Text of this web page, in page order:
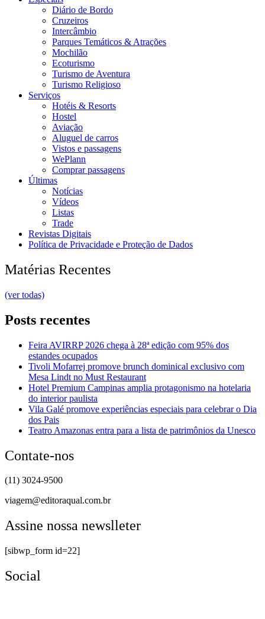
Diário de Bordo
Cruzeiros
Intercâmbio
Parques Temáticos & Atrações
Mochilão
Ecoturismo
Turismo de Aventura
Turismo Religioso
Serviços
Hotéis & Resorts
Hostel
Aviação
Aluguel de carros
Vistos e passagens
WePlann
Comprar passagens
Últimas
Notícias
Vídeos
Listas
Trade
Revistas Digitais
Política de Privacidade e Proteção de Dados
Matérias Recentes
(ver todas)
Posts recentes
Feira AVIRRP 2026 chega à 28ª edição com 95% dos
estandes ocupados
Tivoli Mofarrej promove brunch dominical exclusivo com
Mesa Lindt no Must Restaurant
Hotel Premium Campinas amplia protagonismo na hotelaria
do interior paulista
Vila Galé promove experiências especiais para celebrar o Dia
dos Pais
Teatro Amazonas entra para a lista de patrimônios da Unesco
Contate-nos
(11) 3024-9500
viagem@editoraqual.com.br
Assine nossa newslleter
[sibwp_form id=22]
Social